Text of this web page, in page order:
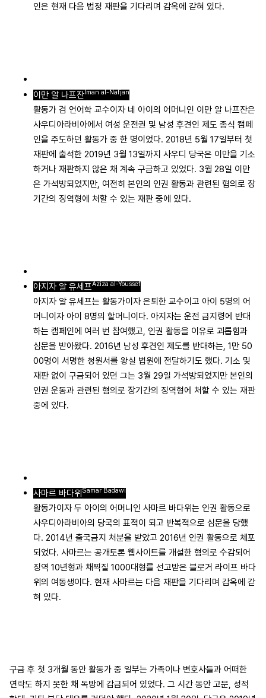
인은 현재 다음 법정 재판을 기다리며 감옥에 갇혀 있다.
이만 알 나프잔Iman al-Nafjan
활동가 겸 언어학 교수이자 네 아이의 어머니인 이만 알 나프잔은
사우디아라비아에서 여성 운전권 및 남성 후견인 제도 종식 캠페
인을 주도하던 활동가 중 한 명이었다. 2018년 5월 17일부터 첫
재판에 출석한 2019년 3월 13일까지 사우디 당국은 이만을 기소
하거나 재판하지 않은 채 계속 구금하고 있었다. 3월 28일 이만
은 가석방되었지만, 여전히 본인의 인권 활동과 관련된 혐의로 장
기간의 징역형에 처할 수 있는 재판 중에 있다.
아지자 알 유세프Aziza al-Youssef
아지자 알 유세프는 활동가이자 은퇴한 교수이고 아이 5명의 어
머니이자 아이 8명의 할머니이다. 아지자는 운전 금지령에 반대
하는 캠페인에 여러 번 참여했고, 인권 활동을 이유로 괴롭힘과
심문을 받아왔다. 2016년 남성 후견인 제도를 반대하는, 1만 50
00명이 서명한 청원서를 왕실 법원에 전달하기도 했다. 기소 및
재판 없이 구금되어 있던 그는 3월 29일 가석방되었지만 본인의
인권 운동과 관련된 혐의로 장기간의 징역형에 처할 수 있는 재판
중에 있다.
사마르 바다위 Samar Badawi
활동가이자 두 아이의 어머니인 사마르 바다위는 인권 활동으로
사우디아라비아의 당국의 표적이 되고 반복적으로 심문을 당했
다. 2014년 출국금지 처분을 받았고 2016년 인권 활동으로 체포
되었다. 사마르는 공개토론 웹사이트를 개설한 혐의로 수감되어
징역 10년형과 채찍질 1000대형를 선고받은 블로거 라이프 바다
위의 여동생이다. 현재 사마르는 다음 재판을 기다리며 감옥에 갇
혀 있다.
구금 후 첫 3개월 동안 활동가 중 일부는 가족이나 변호사들과 어떠한
연락도 하지 못한 채 독방에 감금되어 있었다. 그 시간 동안 고문, 성적